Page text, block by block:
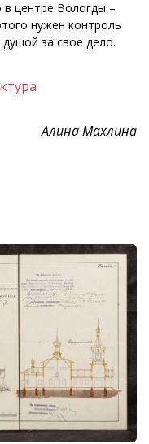
центре Вологды –
нужен контроль
за свое дело.
Алина Махлина